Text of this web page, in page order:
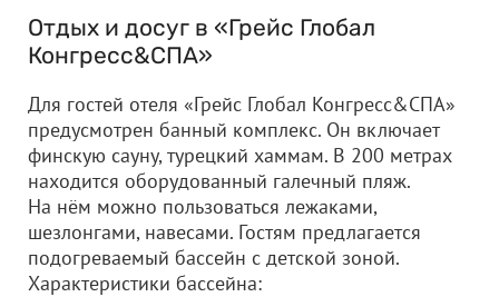
Отдых и досуг в «Грейс Глобал
Конгресс&СПА»
Для гостей отеля «Грейс Глобал Конгресс&СПА»
предусмотрен банный комплекс. Он включает
финскую сауну, турецкий хаммам. В 200 метрах
находится оборудованный галечный пляж.
На нём можно пользоваться лежаками,
шезлонгами, навесами. Гостям предлагается
подогреваемый бассейн с детской зоной.
Характеристики бассейна: